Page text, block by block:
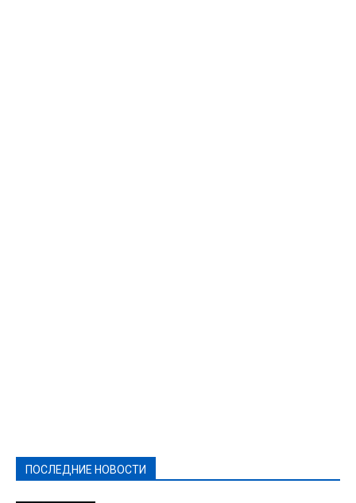
ПОСЛЕДНИЕ НОВОСТИ